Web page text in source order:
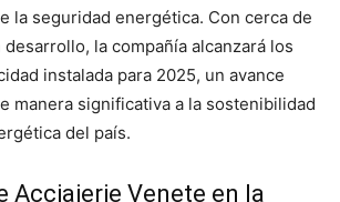
la seguridad energética. Con cerca de
la compañía alcanzará los
instalada para 2025, un avance
manera significativa a la sostenibilidad
del país.
Acciaierie Venete en la